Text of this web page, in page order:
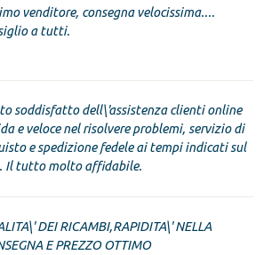
venditore, consegna velocissima....
a tutti.
soddisfatto dell\'assistenza clienti online
e veloce nel risolvere problemi, servizio di
e spedizione fedele ai tempi indicati sul
Il tutto molto affidabile.
DEI RICAMBI,RAPIDITA\' NELLA
E PREZZO OTTIMO